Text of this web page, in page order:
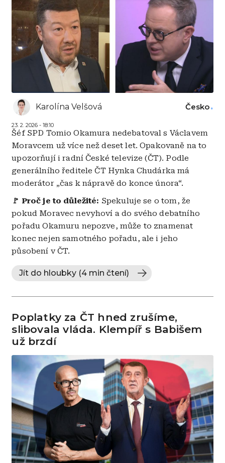
Karolína Velšová
23. 2. 2026 - 18:10
Česko
Šéf SPD Tomio Okamura nedebatoval s Václavem
Moravcem už více než deset let. Opakovaně na to
upozorňují i radní České televize (ČT). Podle
generálního ředitele ČT Hynka Chudárka má
moderátor „čas k nápravě do konce února“.
🚩 Proč je to důležité: Spekuluje se o tom, že
pokud Moravec nevyhoví a do svého debatního
pořadu Okamuru nepozve, může to znamenat
konec nejen samotného pořadu, ale i jeho
působení v ČT.
Jít do hloubky (4 min čtení)
Poplatky za ČT hned zrušíme,
slibovala vláda. Klempíř s Babišem
už brzdí